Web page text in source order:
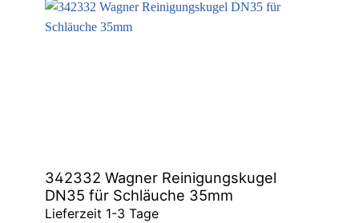
342332 Wagner Reinigungskugel
DN35 für Schläuche 35mm
Lieferzeit 1-3 Tage